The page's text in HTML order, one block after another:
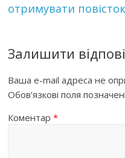
отримувати
Залишити
Ваша e-mail адреса не
Обов’язкові поля
Коментар*